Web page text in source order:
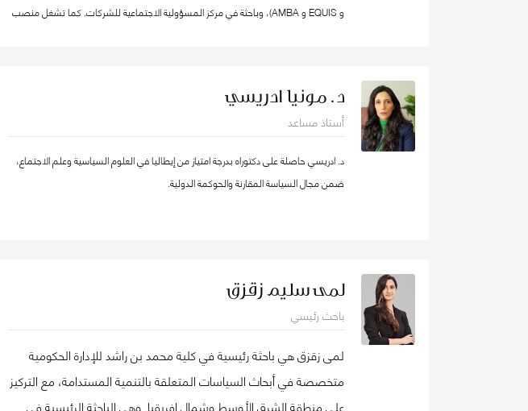
و EQUIS و AMBA)، وباحثة في مركز المسؤولية الاجتماعية للشركات. كما تشغل منصب
والمسؤولية الاجتماعية للشركات. وهي عضو نشط في الشبكة الدولية للباحثين في ريادة
في روسيا من المنظمات العامة والخاصة. ألّفت أكثر من 30 منشورًا في مجلات وطنية
ودولية، وكتب، ومجموعات دراسات حالة. نُشرت أعمالها في مراجعة الأعمال الدولية،
د. مونيا ادريسي
أستاذ مساعد
د. ادريسي حاصلة على دكتوراه بدرجة امتياز من إيطاليا في العلوم السياسية وعلم الاجتماع،
ضمن مجال السياسة المقارنة والحوكمة الدولية.
لمى سليم زقزق
باحث رئيسي
لمى زقزق هي باحثة رئيسية في كلية محمد بن راشد للإدارة الحكومية
متخصصة في أبحاث السياسات المتعلقة بالتنمية المستدامة، مع التركيز
على منطقة الشرق الأوسط وشمال إفريقيا. وهي الباحثة الرئيسية في